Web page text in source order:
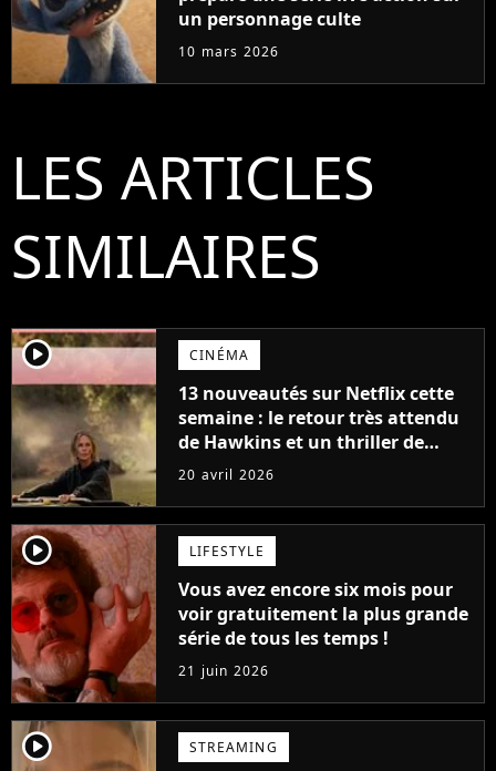
un personnage culte
10 mars 2026
LES ARTICLES
SIMILAIRES
player2 CINÉMA
13 nouveautés sur Netflix cette
semaine : le retour très attendu
de Hawkins et un thriller de
survie avec Charlize Theron
20 avril 2026
player2 LIFESTYLE
Vous avez encore six mois pour
voir gratuitement la plus grande
série de tous les temps !
21 juin 2026
player2 STREAMING